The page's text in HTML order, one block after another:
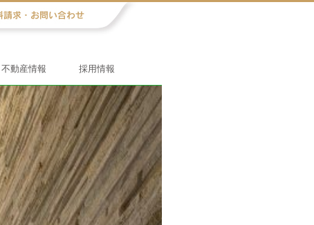
不動産情報 採用情報